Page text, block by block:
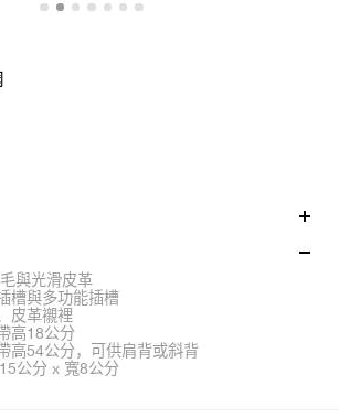
與光滑皮革
槽與多功能插槽
皮革襯裡
高18公分
高54公分，可供肩背或斜背
公分 x 寬8公分